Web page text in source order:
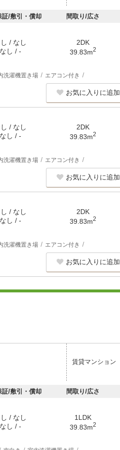
証/敷引・償却 間取り/広さ
/ なし
なし / -
2DK
39.83m2
洗濯機置き場 エアコン付き
お気に入りに追加
/ なし
なし / -
2DK
39.83m2
洗濯機置き場 エアコン付き
お気に入りに追加
/ なし
なし / -
2DK
39.83m2
洗濯機置き場 エアコン付き
お気に入りに追加
賃貸マンション
証/敷引・償却 間取り/広さ
/ なし
なし / -
1LDK
39.83m2